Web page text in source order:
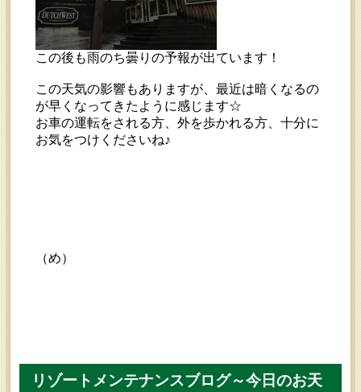
この後も雨のち曇りの予報が出ています！
この天気の影響もありますが、最近は暗くなるの
が早くなってきたように感じます☆
お車の運転をされる方、外を歩かれる方、十分に
お気をつけくださいね♪
（め）
リゾートメンテナンスブログ～今日のお天